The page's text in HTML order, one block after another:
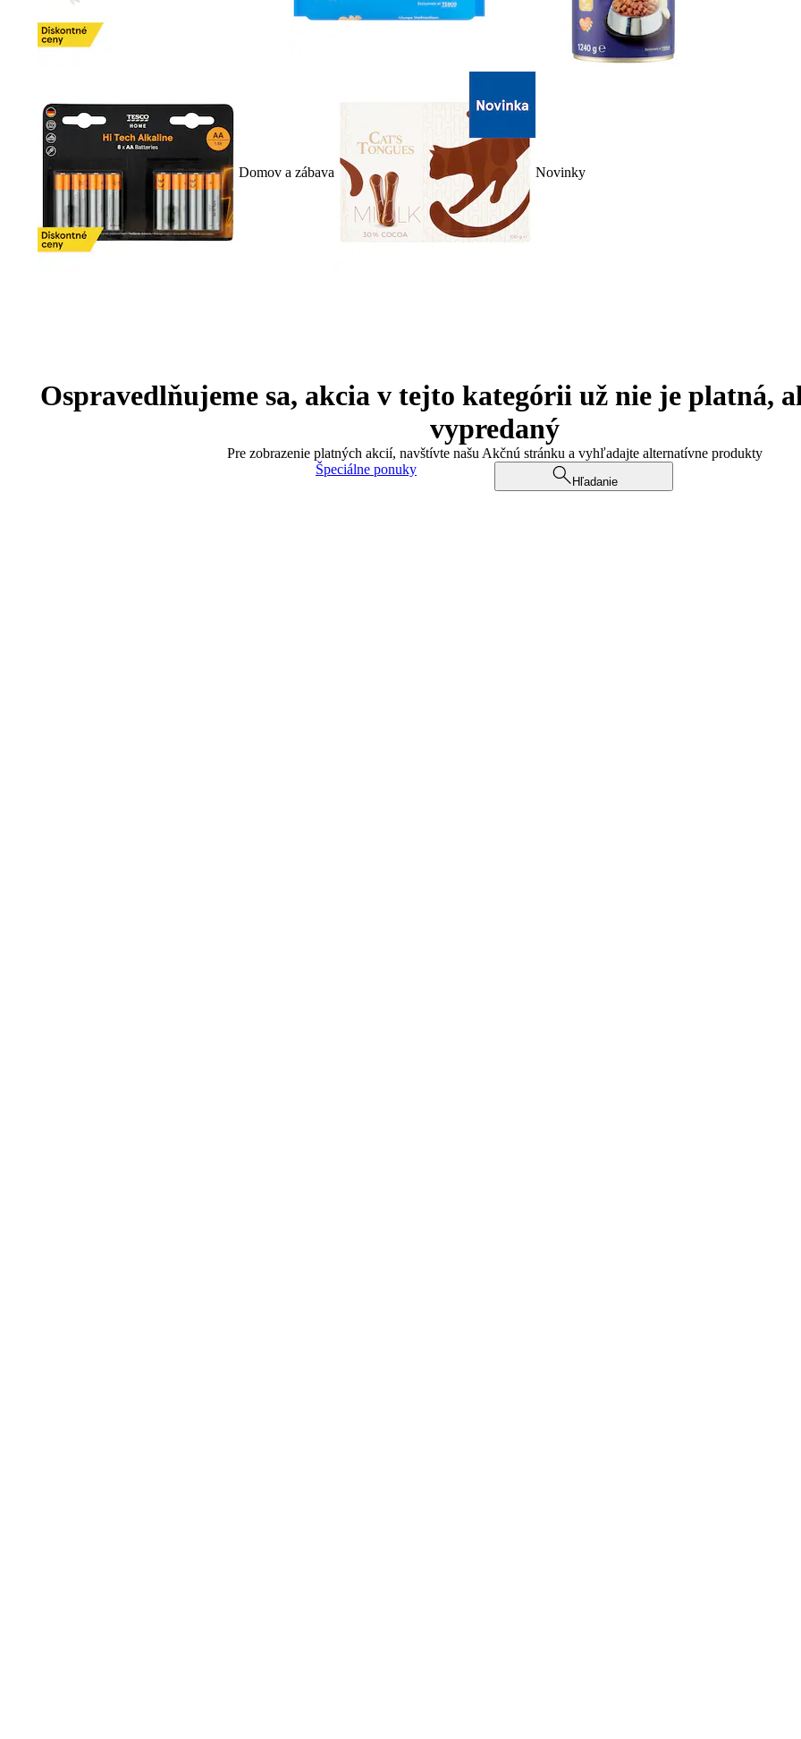
Domov a zábava Novinky
Ospravedlňujeme sa, akcia v tejto kategórii už nie je platná,
vypredaný
Pre zobrazenie platných akcií, navštívte našu Akčnú stránku a vyhľadajte alternatívne produkty
Špeciálne ponuky
Hľadanie